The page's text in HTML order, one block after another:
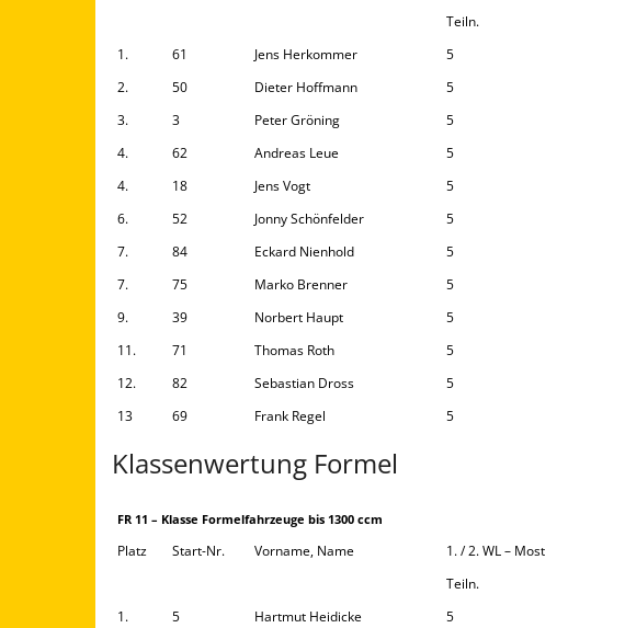
Teiln.
1.
61 Jens Herkommer 5
2.
50 Dieter Hoffmann 5
3.
3 Peter Gröning 5
4.
62 Andreas Leue 5
4.
18 Jens Vogt 5
6.
52 Jonny Schönfelder 5
7.
84 Eckard Nienhold 5
7.
75 Marko Brenner 5
9.
39 Norbert Haupt 5
11.
71 Thomas Roth 5
12.
82 Sebastian Dross 5
13
69 Frank Regel 5
Klassenwertung Formel
FR 11 – Klasse Formelfahrzeuge bis 1300 ccm
Platz Start-Nr. Vorname, Name 1. / 2. WL – Most
Teiln.
1.
5 Hartmut Heidicke 5